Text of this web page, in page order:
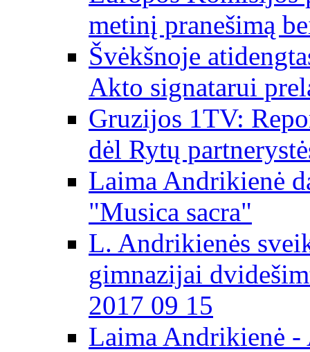
metinį pranešimą
Švėkšnoje
Akto signatarui
Gruzijos 1TV:
dėl Rytų
Laima Andrikienė
"Musica sacra"
L. Andrikienės
gimnazijai
2017 09 15
Laima Andrikienė